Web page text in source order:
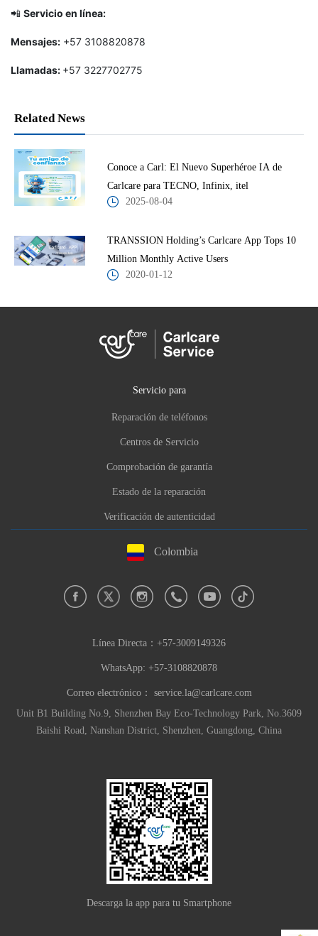
📲 Servicio en línea:
Mensajes: +57 3108820878
Llamadas: +57 3227702775
Related News
Conoce a Carl: El Nuevo Superhéroe IA de
Carlcare para TECNO, Infinix, itel
2025-08-04
TRANSSION Holding’s Carlcare App Tops 10
Million Monthly Active Users
2020-01-12
Servicio para
Reparación de teléfonos
Centros de Servicio
Comprobación de garantía
Estado de la reparación
Verificación de autenticidad
Colombia
Línea Directa： +57-3009149326
WhatsApp: +57-3108820878
Correo electrónico： service.la@carlcare.com
Unit B1 Building No.9, Shenzhen Bay Eco-Technology Park, No.3609
Baishi Road, Nanshan District, Shenzhen, Guangdong, China
Descarga la app para tu Smartphone